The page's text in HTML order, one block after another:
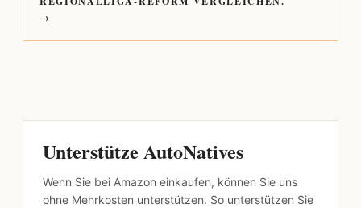
→
Unterstütze AutoNatives
Wenn Sie bei Amazon einkaufen, können Sie uns
ohne Mehrkosten unterstützen. So unterstützen Sie